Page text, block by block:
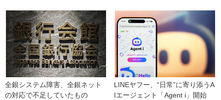
全銀システム障害、全銀ネット
の対応で不足していたもの
LINEヤフー、“日常”に寄り添うA
Iエージェント「Agent i」開始